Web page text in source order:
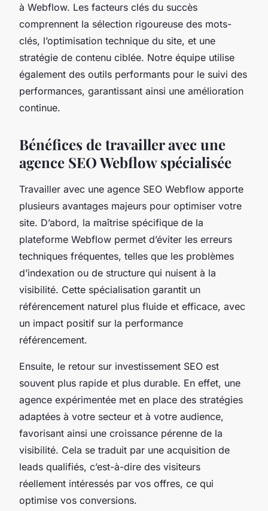
à Webflow. Les facteurs clés du succès
comprennent la sélection rigoureuse des mots-
clés, l’optimisation technique du site, et une
stratégie de contenu ciblée. Notre équipe utilise
également des outils performants pour le suivi des
performances, garantissant ainsi une amélioration
continue.
Bénéfices de travailler avec une
agence SEO Webflow spécialisée
Travailler avec une agence SEO Webflow apporte
plusieurs avantages majeurs pour optimiser votre
site. D’abord, la maîtrise spécifique de la
plateforme Webflow permet d’éviter les erreurs
techniques fréquentes, telles que les problèmes
d’indexation ou de structure qui nuisent à la
visibilité. Cette spécialisation garantit un
référencement naturel plus fluide et efficace, avec
un impact positif sur la performance
référencement.
Ensuite, le retour sur investissement SEO est
souvent plus rapide et plus durable. En effet, une
agence expérimentée met en place des stratégies
adaptées à votre secteur et à votre audience,
favorisant ainsi une croissance pérenne de la
visibilité. Cela se traduit par une acquisition de
leads qualifiés, c’est-à-dire des visiteurs
réellement intéressés par vos offres, ce qui
optimise vos conversions.